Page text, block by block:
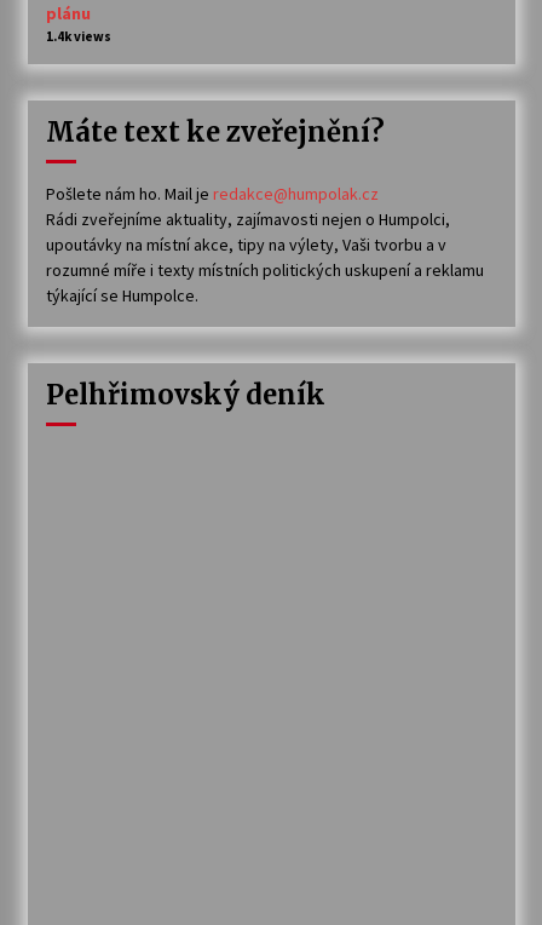
plánu
1.4k views
Máte text ke zveřejnění?
Pošlete nám ho. Mail je redakce@humpolak.cz
Rádi zveřejníme aktuality, zajímavosti nejen o Humpolci,
upoutávky na místní akce, tipy na výlety, Vaši tvorbu a v
rozumné míře i texty místních politických uskupení a reklamu
týkající se Humpolce.
Pelhřimovský deník